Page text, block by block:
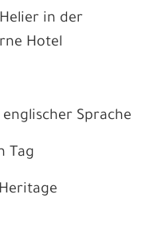
in der
Hotel
Sprache
Tag